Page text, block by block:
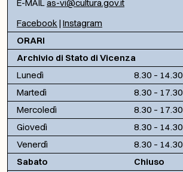
E-MAILas-vi@cultura.gov.it
Facebook | Instagram
ORARI
Archivio di Stato di Vicenza
Lunedì
8.30 – 14.30
Martedì
8.30 – 17.30
Mercoledì
8.30 – 17.30
Giovedì
8.30 – 14.30
Venerdì
8.30 – 14.30
Sabato
Chiuso